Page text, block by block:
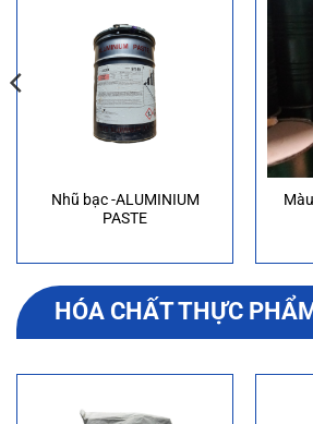
Nhũ bạc -ALUMINIUM
PASTE
HÓA CHẤT THỰC